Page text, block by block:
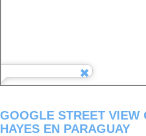
GOOGLE STREET VIEW
HAYES EN PARAGUAY